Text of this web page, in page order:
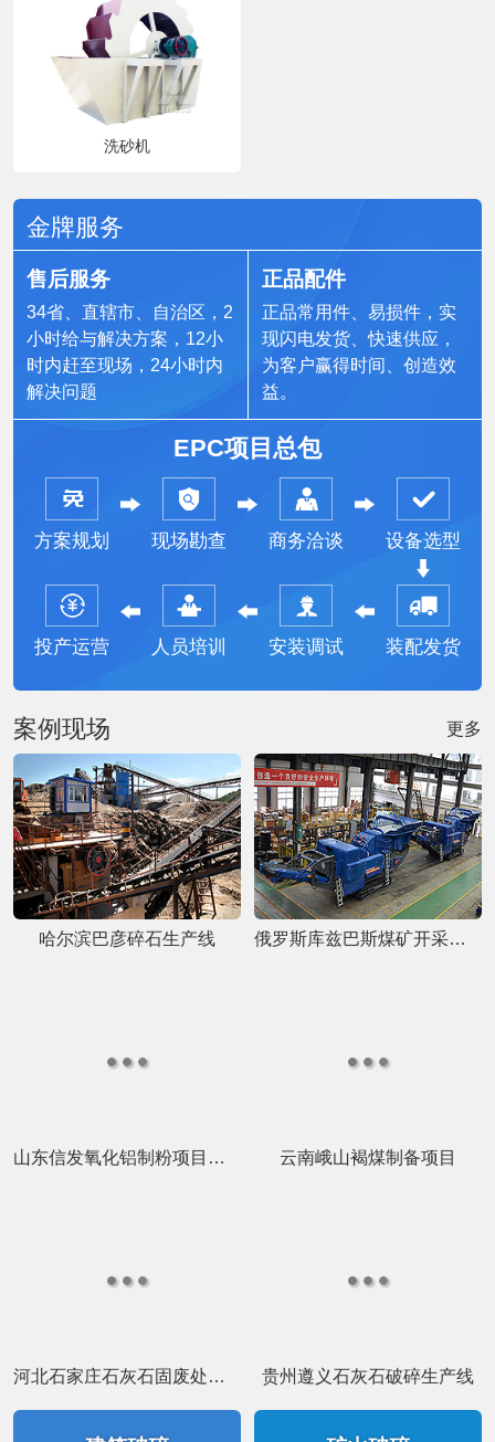
洗砂机
金牌服务
售后服务
34省、直辖市、自治区，2
小时给与解决方案，12小
时内赶至现场，24小时内
解决问题
正品配件
正品常用件、易损件，实
现闪电发货、快速供应，
为客户赢得时间、创造效
益。
EPC项目总包
方案规划 现场勘查 商务洽谈 设备选型
投产运营 人员培训 安装调试 装配发货
案例现场 更多
哈尔滨巴彦碎石生产线 俄罗斯库兹巴斯煤矿开采项目
山东信发氧化铝制粉项目总包 云南峨山褐煤制备项目
河北石家庄石灰石固废处理项目 贵州遵义石灰石破碎生产线